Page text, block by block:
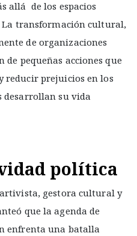
allá de los espacios
transformación cultural,
de organizaciones
pequeñas acciones que
reducir prejuicios en los
desarrollan su vida
política
gestora cultural y
que la agenda de
enfrenta una batalla